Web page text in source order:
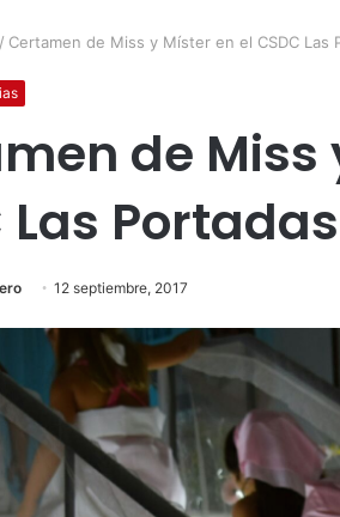
/ Certamen de Miss y Míster en el CSDC Las
de Miss
Las Portadas
12 septiembre, 2017